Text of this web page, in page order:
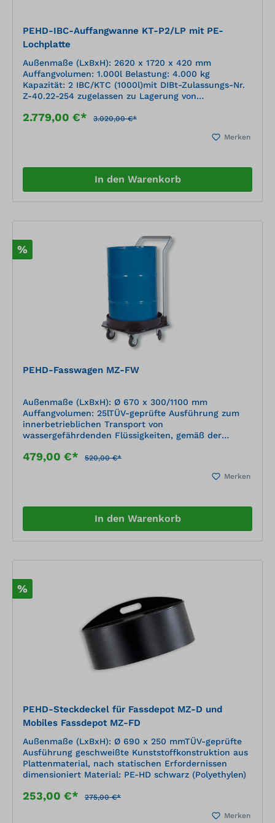
PEHD-IBC-Auffangwanne KT-P2/LP mit PE-
Lochplatte
Außenmaße (LxBxH): 2620 x 1720 x 420 mm
Auffangvolumen: 1.000l Belastung: 4.000 kg
Kapazität: 2 IBC/KTC (1000l)mit DIBt-Zulassungs-Nr.
Z-40.22-254 zugelassen zu Lagerung von
Flüssigkeiten, gemäß der Positiv-Medienliste 40-1.1
Lochplatten 100 mm Bodenfreiheit durch
Fußkonstruktion, unterfahrbar Material: PE-HD
schwarz (Polyethylen)
2.779,00 €* 3.020,00 €*
Merken
In den Warenkorb
%
PEHD-Fasswagen MZ-FW
Außenmaße (LxBxH): Ø 670 x 300/1100 mm
Auffangvolumen: 25lTÜV-geprüfte Ausführung zum
innerbetrieblichen Transport von
wassergefährdenden Flüssigkeiten, gemäß der
Institut für Bautechnik) zum Einstellen von Gebinden
Plattenmaterial, nach statischen Erfordernissen
479,00 €* 520,00 €*
Merken
In den Warenkorb
%
PEHD-Steckdeckel für Fassdepot MZ-D und
Mobiles Fassdepot MZ-FD
Außenmaße (LxBxH): Ø 690 x 250 mmTÜV-geprüfte
Ausführung geschweißte Kunststoffkonstruktion aus
Plattenmaterial, nach statischen Erfordernissen
dimensioniert Material: PE-HD schwarz (Polyethylen)
253,00 €* 275,00 €*
Merken